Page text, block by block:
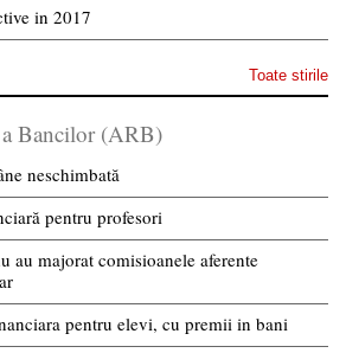
in 2017
Toate stirile
Bancilor (ARB)
neschimbată
pentru profesori
au majorat comisioanele aferente
pentru elevi, cu premii in bani